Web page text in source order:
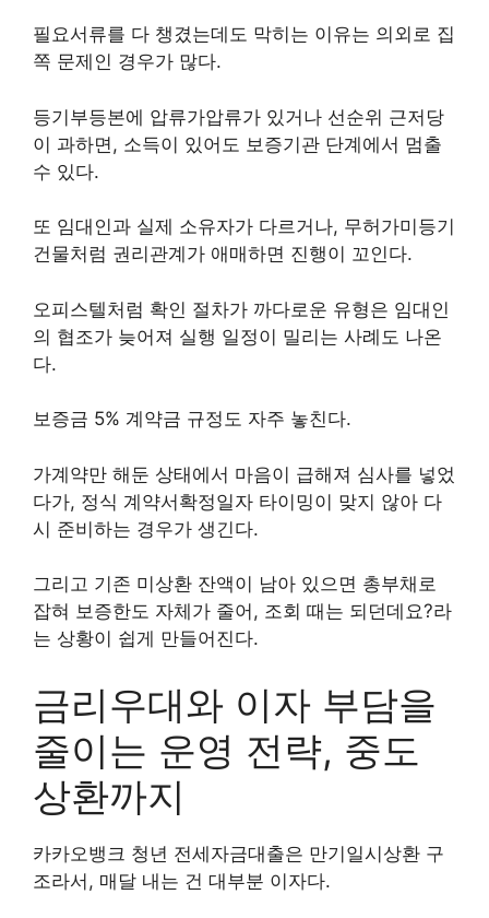
필요서류를 다 챙겼는데도 막히는 이유는 의외로 집
쪽 문제인 경우가 많다.
등기부등본에 압류가압류가 있거나 선순위 근저당
이 과하면, 소득이 있어도 보증기관 단계에서 멈출
수 있다.
또 임대인과 실제 소유자가 다르거나, 무허가미등기
건물처럼 권리관계가 애매하면 진행이 꼬인다.
오피스텔처럼 확인 절차가 까다로운 유형은 임대인
의 협조가 늦어져 실행 일정이 밀리는 사례도 나온
다.
보증금 5% 계약금 규정도 자주 놓친다.
가계약만 해둔 상태에서 마음이 급해져 심사를 넣었
다가, 정식 계약서확정일자 타이밍이 맞지 않아 다
시 준비하는 경우가 생긴다.
그리고 기존 미상환 잔액이 남아 있으면 총부채로
잡혀 보증한도 자체가 줄어, 조회 때는 되던데요?라
는 상황이 쉽게 만들어진다.
금리우대와 이자 부담을
줄이는 운영 전략, 중도
상환까지
카카오뱅크 청년 전세자금대출은 만기일시상환 구
조라서, 매달 내는 건 대부분 이자다.